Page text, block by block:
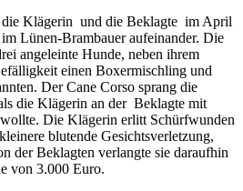
die Klägerin und die Beklagte im April
Lünen-Brambauer aufeinander. Die
angeleinte Hunde, neben ihrem
einen Boxermischling und
Der Cane Corso sprang die
die Klägerin an der Beklagte mit
Die Klägerin erlitt Schürfwunden
blutende Gesichtsverletzung,
der Beklagten verlangte sie daraufhin
von 3.000 Euro.